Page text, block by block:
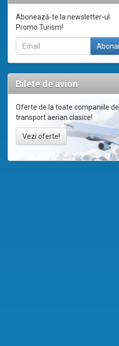
Abonează-te la newsletter-ul
Promo Turism!
Bilete de avion
Oferte de la toate companiile de
transport aerian clasice!
Vezi oferte!